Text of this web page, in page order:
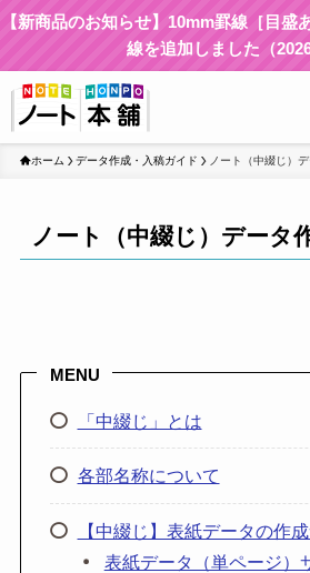
【新商品のお知らせ】10mm罫線［目盛
線を追加しました（2026
ホーム データ作成・入稿ガイド ノート（中綴じ）
ノート（中綴じ）データ
MENU
「中綴じ」とは
各部名称について
【中綴じ】表紙データの作
表紙データ（単ページ）